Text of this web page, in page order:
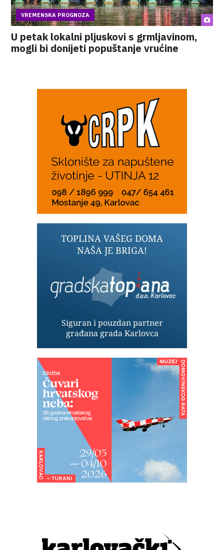
VREMENSKA PROGNOZA
U petak lokalni pljuskovi s grmljavinom,
mogli bi donijeti popuštanje vrućine